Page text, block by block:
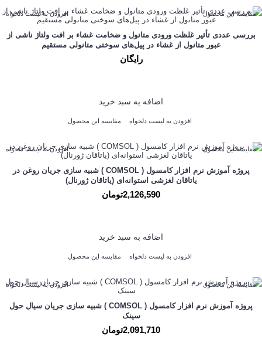
افزودن به لیست دلخواه مقایسه این محصول
بررسی عددی تأثیر غلظت ورودی متانول و ضخامت غشاء بر افت ولتاژ ناشی از
عبور متانول از غشاء در پیل‌های سوختی متانولی مستقیم
رایگان
اضافه به سبد خرید
افزودن به لیست دلخواه مقایسه این محصول
افزودن به لیست دلخواه مقایسه این محصول
پروژه آموزش نرم افزار کامسول ( COMSOL ) شبیه سازی جریان روغن در
یاتاقان لغزشی استوانه‌ای (یاتاقان ژورنال)
2,126,590تومان
اضافه به سبد خرید
افزودن به لیست دلخواه مقایسه این محصول
افزودن به لیست دلخواه مقایسه این محصول
پروژه آموزش نرم افزار کامسول ( COMSOL ) شبیه سازی جریان سیال حول
سینک
2,091,710تومان